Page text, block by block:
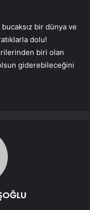
bir dünya ve
dolu!
biri olan
giderebileceğini